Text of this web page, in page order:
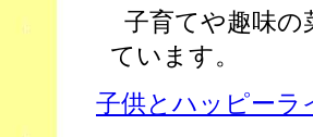
子育てや趣味の
ています。
子供とハッピーラ